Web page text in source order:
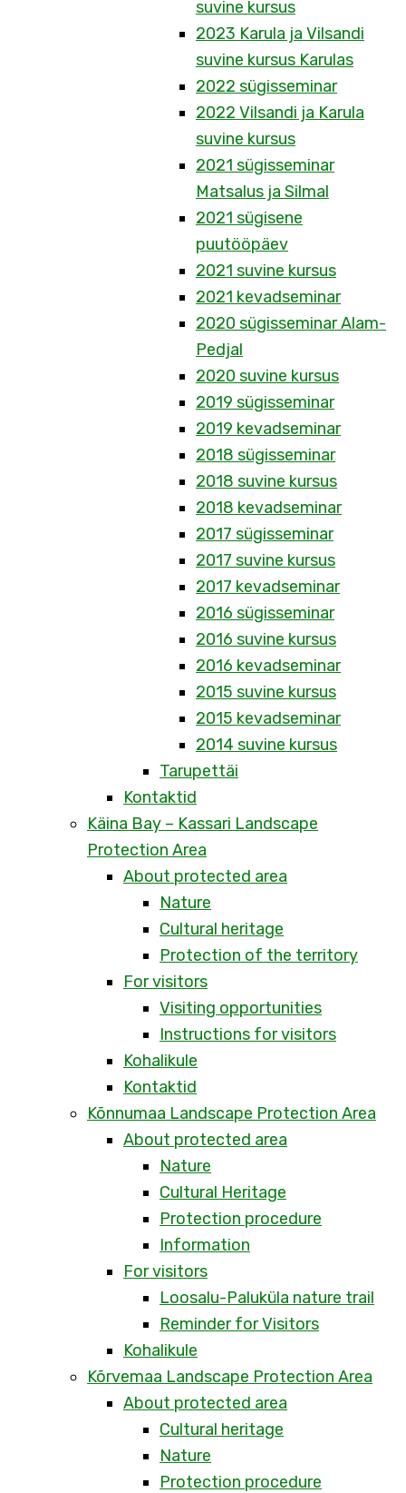
suvine kursus
2023 Karula ja Vilsandi
suvine kursus Karulas
2022 sügisseminar
2022 Vilsandi ja Karula
suvine kursus
2021 sügisseminar
Matsalus ja Silmal
2021 sügisene
puutööpäev
2021 suvine kursus
2021 kevadseminar
2020 sügisseminar Alam-
Pedjal
2020 suvine kursus
2019 sügisseminar
2019 kevadseminar
2018 sügisseminar
2018 suvine kursus
2018 kevadseminar
2017 sügisseminar
2017 suvine kursus
2017 kevadseminar
2016 sügisseminar
2016 suvine kursus
2016 kevadseminar
2015 suvine kursus
2015 kevadseminar
2014 suvine kursus
Tarupettäi
Kontaktid
Käina Bay – Kassari Landscape
Protection Area
About protected area
Nature
Cultural heritage
Protection of the territory
For visitors
Visiting opportunities
Instructions for visitors
Kohalikule
Kontaktid
Kõnnumaa Landscape Protection Area
About protected area
Nature
Cultural Heritage
Protection procedure
Information
For visitors
Loosalu-Paluküla nature trail
Reminder for Visitors
Kohalikule
Kõrvemaa Landscape Protection Area
About protected area
Cultural heritage
Nature
Protection procedure